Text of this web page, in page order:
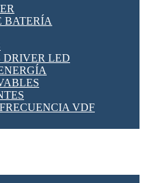
CABLE
BATERÍA
DRIVER LED
VDF